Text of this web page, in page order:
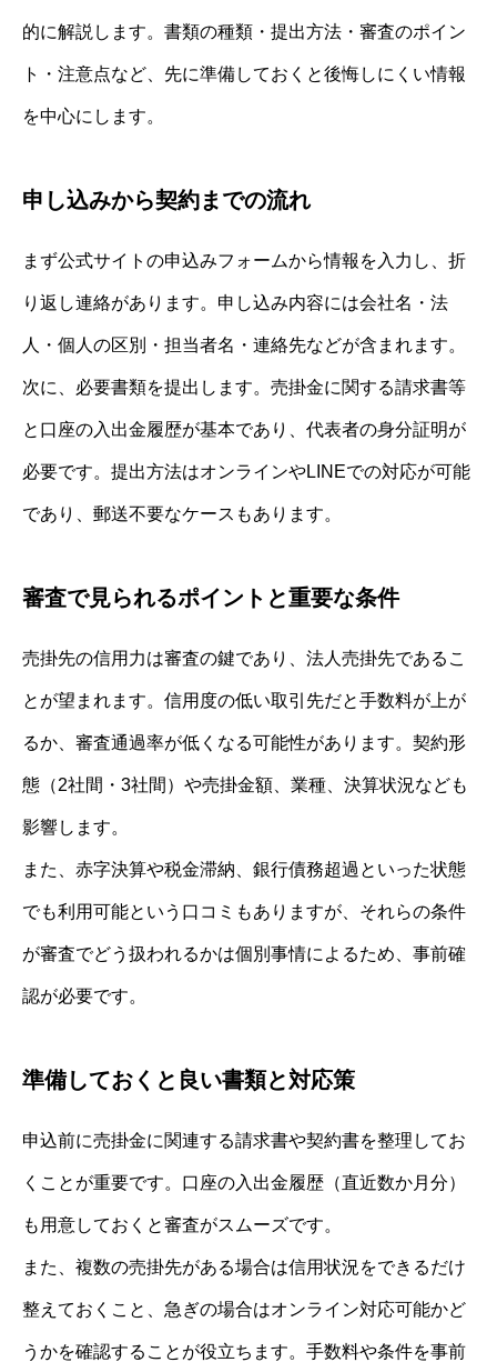
的に解説します。書類の種類・提出方法・審査のポイン
ト・注意点など、先に準備しておくと後悔しにくい情報
を中心にします。
申し込みから契約までの流れ
まず公式サイトの申込みフォームから情報を入力し、折
り返し連絡があります。申し込み内容には会社名・法
人・個人の区別・担当者名・連絡先などが含まれます。
次に、必要書類を提出します。売掛金に関する請求書等
と口座の入出金履歴が基本であり、代表者の身分証明が
必要です。提出方法はオンラインやLINEでの対応が可能
であり、郵送不要なケースもあります。
審査で見られるポイントと重要な条件
売掛先の信用力は審査の鍵であり、法人売掛先であるこ
とが望まれます。信用度の低い取引先だと手数料が上が
るか、審査通過率が低くなる可能性があります。契約形
態（2社間・3社間）や売掛金額、業種、決算状況なども
影響します。
また、赤字決算や税金滞納、銀行債務超過といった状態
でも利用可能という口コミもありますが、それらの条件
が審査でどう扱われるかは個別事情によるため、事前確
認が必要です。
準備しておくと良い書類と対応策
申込前に売掛金に関連する請求書や契約書を整理してお
くことが重要です。口座の入出金履歴（直近数か月分）
も用意しておくと審査がスムーズです。
また、複数の売掛先がある場合は信用状況をできるだけ
整えておくこと、急ぎの場合はオンライン対応可能かど
うかを確認することが役立ちます。手数料や条件を事前